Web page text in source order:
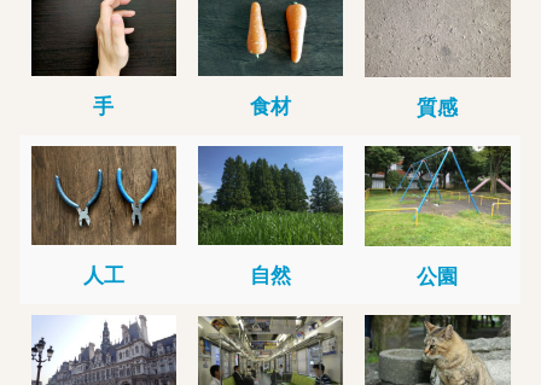
手 食材 質感
人工 自然 公園